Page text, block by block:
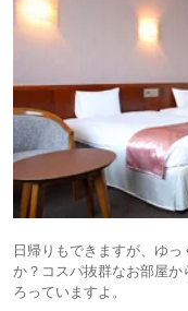
日帰りもできますが、ゆ
か？コスパ抜群なお部屋
ろっていますよ。